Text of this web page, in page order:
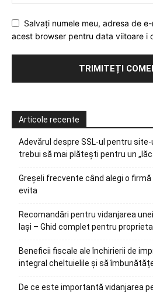
Salvați numele meu, adresa de
acest browser pentru data viitoare i
Articole recente
Adevărul despre SSL-ul pentru site-
trebui să mai plătești pentru un
Greșeli frecvente când alegi o
evita
Recomandări pentru vidanjarea
Iași – Ghid complet pentru
Beneficii fiscale ale închirierii de
integral cheltuielile și să
De ce este importantă vidanjarea